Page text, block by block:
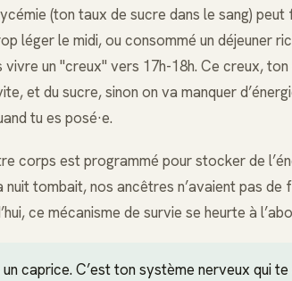
(ton taux de sucre dans le sang) peut
léger le midi, ou consommé un déjeuner
vivre un "creux" vers 17h-18h. Ce creux,
et du sucre, sinon on va manquer
tu es posé·e.
corps est programmé pour stocker de
nuit tombait, nos ancêtres n’avaient pas
ce mécanisme de survie se heurte à
caprice. C’est ton système nerveux qui